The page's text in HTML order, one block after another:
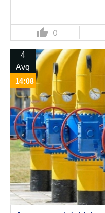
thumb_up 0
4
Avq
14:08